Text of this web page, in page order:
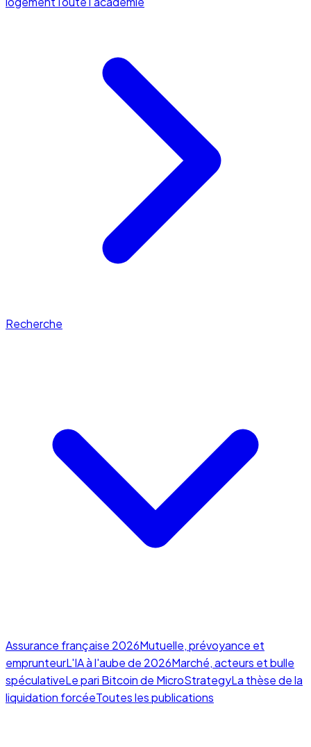
Recherche
Assurance française 2026Mutuelle, prévoyance et
emprunteurL'IA à l'aube de 2026Marché, acteurs et bulle
spéculativeLe pari Bitcoin de MicroStrategyLa thèse de la
liquidation forcéeToutes les publications